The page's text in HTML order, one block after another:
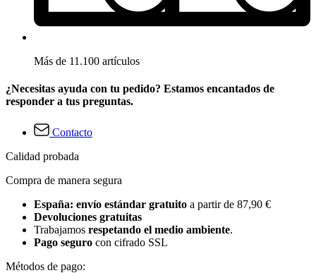
Más de 11.100 artículos
¿Necesitas ayuda con tu pedido? Estamos encantados de
responder a tus preguntas.
Contacto
Calidad probada
Compra de manera segura
España: envío estándar gratuito a partir de 87,90 €
Devoluciones gratuitas
Trabajamos respetando el medio ambiente.
Pago seguro con cifrado SSL
Métodos de pago: